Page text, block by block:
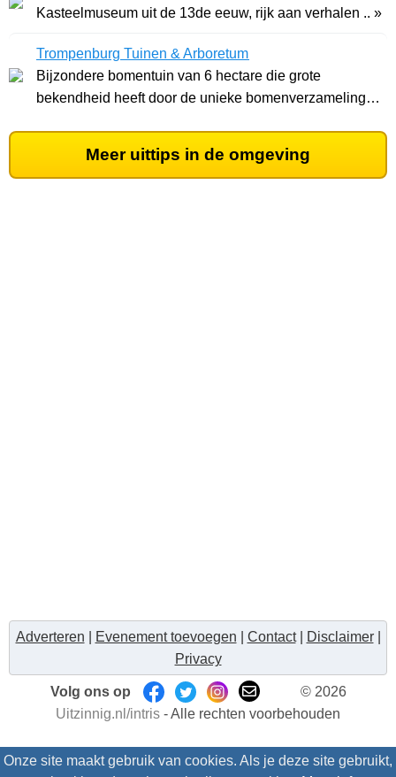
Onze site maakt gebruik van cookies. Als je deze site gebruikt,
Kasteelmuseum uit de 13de eeuw, rijk aan verhalen .. »
Trompenburg Tuinen & Arboretum
Bijzondere bomentuin van 6 hectare die grote
bekendheid heeft door de unieke bomenverzameling. ..
Meer uittips in de omgeving
Adverteren Evenement toevoegen Contact| Disclaimer|
Privacy
Volg ons op
© 2026
Uitzinnig.nl/intris - Alle rechten voorbehouden